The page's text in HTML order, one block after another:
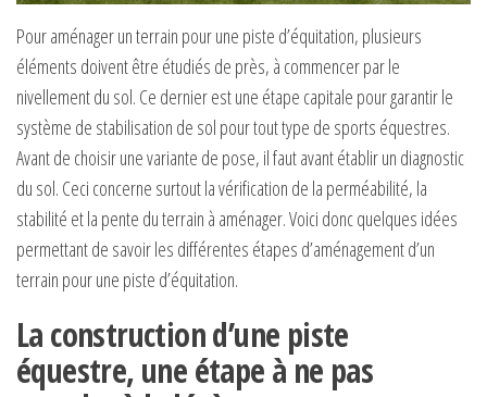
Pour aménager un terrain pour une piste d’équitation, plusieurs
éléments doivent être étudiés de près, à commencer par le
nivellement du sol. Ce dernier est une étape capitale pour garantir le
système de stabilisation de sol pour tout type de sports équestres.
Avant de choisir une variante de pose, il faut avant établir un diagnostic
du sol. Ceci concerne surtout la vérification de la perméabilité, la
stabilité et la pente du terrain à aménager. Voici donc quelques idées
permettant de savoir les différentes étapes d’aménagement d’un
terrain pour une piste d’équitation.
La construction d’une piste
équestre, une étape à ne pas